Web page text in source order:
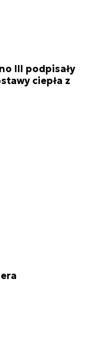
III podpisały
ciepła z